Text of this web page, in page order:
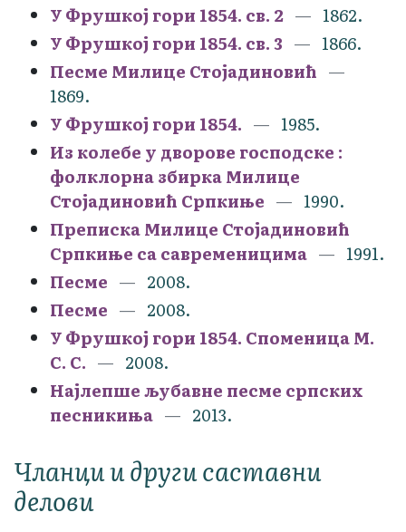
У Фрушкој гори 1854. св. 2
1862.
У Фрушкој гори 1854. св. 3
1866.
Песме Милице Стојадиновић
1869.
У Фрушкој гори 1854.
1985.
Из колебе у дворове господске :
фолклорна збирка Милице
Стојадиновић Српкиње
1990.
Преписка Милице Стојадиновић
Српкиње са савременицима
1991.
Песме
2008.
Песме
2008.
У Фрушкој гори 1854. Споменица М.
С. С.
2008.
Најлепше љубавне песме српских
песникиња
2013.
Чланци и други саставни
делови